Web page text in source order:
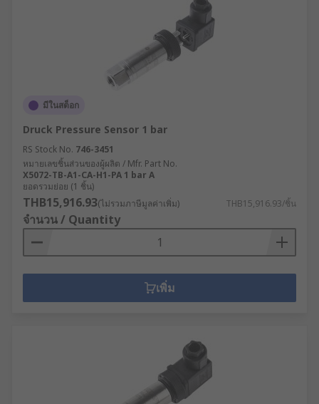
มีในสต็อก
Druck Pressure Sensor 1 bar
RS Stock No. 746-3451
หมายเลขชิ้นส่วนของผู้ผลิต / Mfr. Part No.
X5072-TB-A1-CA-H1-PA 1 bar A
ยอดรวมย่อย (1 ชิ้น)
THB15,916.93(ไม่รวมภาษีมูลค่าเพิ่ม) THB15,916.93/ชิ้น
จำนวน / Quantity
เพิ่ม